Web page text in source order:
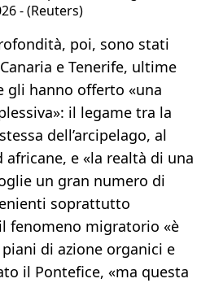
- (Reuters)
poi, sono stati
e Tenerife, ultime
gli hanno offerto «una
il legame tra la
dell’arcipelago, al
e «la realtà di una
un gran numero di
soprattutto
il fenomeno migratorio «è
di azione organici e
il Pontefice, «ma questa